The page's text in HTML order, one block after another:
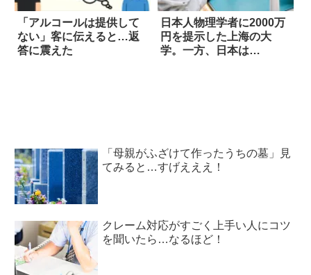
「アルコールは提供して
ない」客に伝えると…返
答に震えた
日本人物理学者に2000万
円を提示した上海の大
学。一方、日本は…
「母親がふざけて作ったうちの墓」見
てみると…すげえええ！
クレーム対応がすごく上手い人にコツ
を聞いたら…なるほど！